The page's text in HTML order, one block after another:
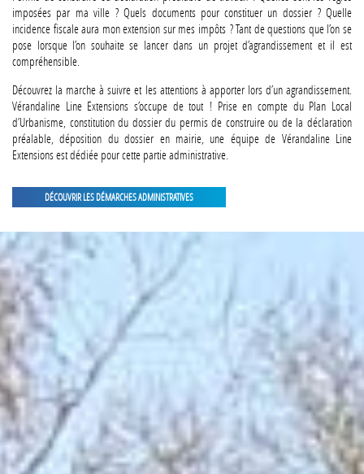
imposées par ma ville ? Quels documents pour constituer un dossier ? Quelle
incidence fiscale aura mon extension sur mes impôts ? Tant de questions que l’on se
pose lorsque l’on souhaite se lancer dans un projet d’agrandissement et il est
compréhensible.
Découvrez la marche à suivre et les attentions à apporter lors d’un agrandissement.
Vérandaline Line Extensions s’occupe de tout ! Prise en compte du Plan Local
d’Urbanisme, constitution du dossier du permis de construire ou de la déclaration
préalable, déposition du dossier en mairie, une équipe de Vérandaline Line
Extensions est dédiée pour cette partie administrative.
DÉCOUVRIR LES DÉMARCHES ADMINISTRATIVES